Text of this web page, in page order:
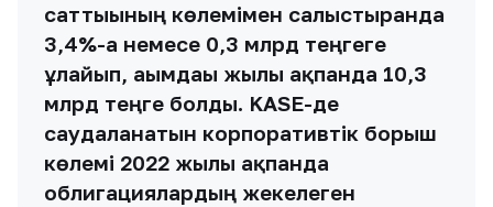
саттығының көлемімен салыстырғанда
3,4%-ға немесе 0,3 млрд теңгеге
ұлғайып, ағымдағы жылғы ақпанда 10,3
млрд теңге болды. KASE-де
саудаланатын корпоративтік борыш
көлемі 2022 жылғы ақпанда
облигациялардың жекелеген